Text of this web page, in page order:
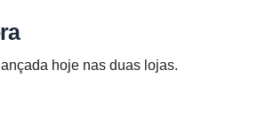
hoje nas duas lojas.